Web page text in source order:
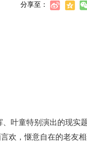
分享至：
叶童特别演出的现实
欢，惬意自在的老友